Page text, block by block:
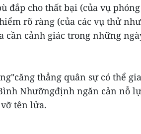
đắp cho thất bại (của vụ
rõ ràng (của các vụ thử
cần cảnh giác trong những
thẳng quân sự có thể
Nhưỡngđịnh ngăn cản nỗ
tên lửa.